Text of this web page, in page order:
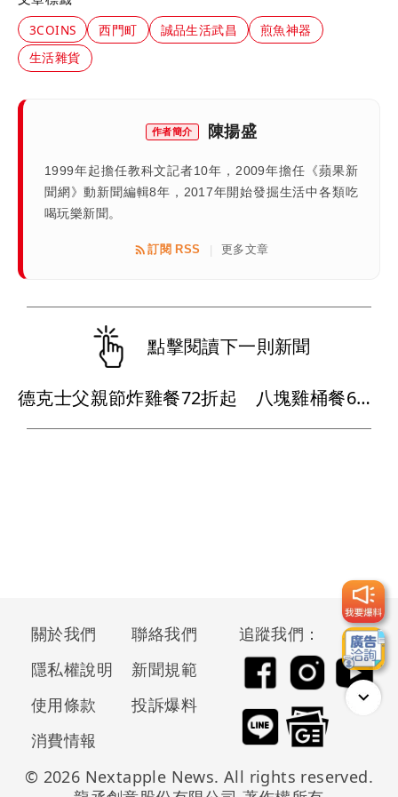
3COINS 西門町 誠品生活武昌
煎魚神器
生活雜貨
作者簡介 陳揚盛
1999年起擔任教科文記者10年，2009年擔任《蘋果新
聞網》動新聞編輯8年，2017年開始發掘生活中各類吃
喝玩樂新聞。
訂閱 RSS 更多文章
點擊閱讀下一則新聞
德克士父親節炸雞餐72折起 八塊雞桶餐639元泰式套餐669元
關於我們
聯絡我們
隱私權說明
新聞規範
使用條款
投訴爆料
消費情報
追蹤我們：
© 2026 Nextapple News. All rights reserved.